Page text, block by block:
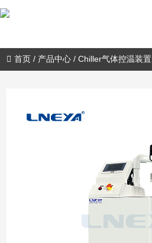
首页 / 产品中心 /Chiller气体控温装置